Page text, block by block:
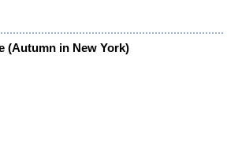
(Autumn in New York)